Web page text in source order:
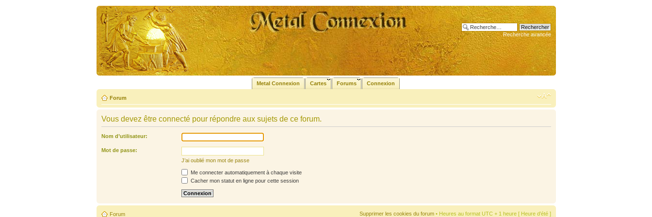
Recherche avancée
Metal Connexion Cartes Forums Connexion
Forum
Vous devez être connecté pour répondre aux sujets de ce forum.
Nom d’utilisateur:
Mot de passe:
J’ai oublié mon mot de passe
Me connecter automatiquement à chaque visite
Cacher mon statut en ligne pour cette session
Forum Supprimer les cookies du forum• Heures au format UTC + 1 heure [ Heure d’été ]